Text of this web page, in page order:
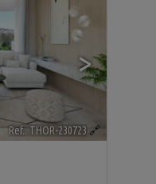
>
Ref.. THOR-230723 🔗